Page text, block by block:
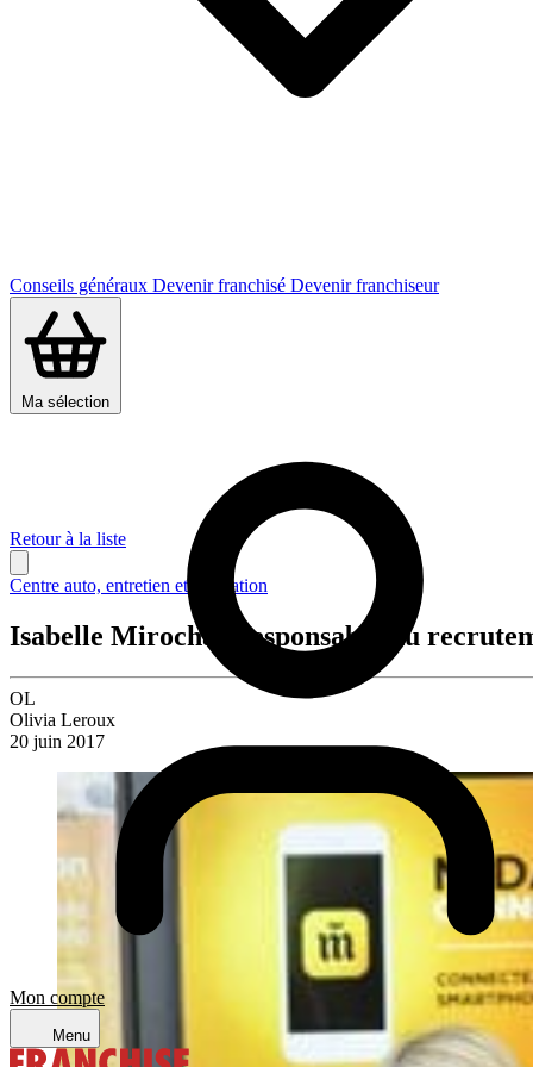
Conseils généraux Devenir franchisé Devenir franchiseur
Ma sélection
Mon compte
Menu
Retour à la liste
Centre auto, entretien et réparation
Isabelle Mirocha, Responsable du
OL
Olivia Leroux
20 juin 2017